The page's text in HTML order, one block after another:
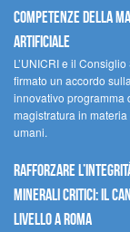
competenze della
artificiale
L’UNICRI e il
firmato un accordo
innovativo programma
magistratura in
umani.
Rafforzare
minerali critici: il
livello a Roma